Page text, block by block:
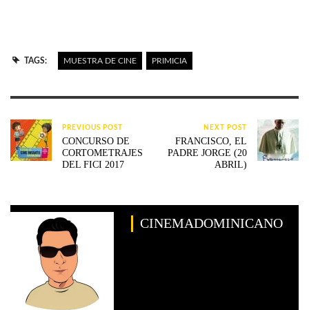
TAGS: MUESTRA DE CINE PRIMICIA
PREVIOUS POST
CONCURSO DE
CORTOMETRAJES
DEL FICI 2017
NEXT POST
FRANCISCO, EL
PADRE JORGE (20
ABRIL)
CINEMADOMINICANO